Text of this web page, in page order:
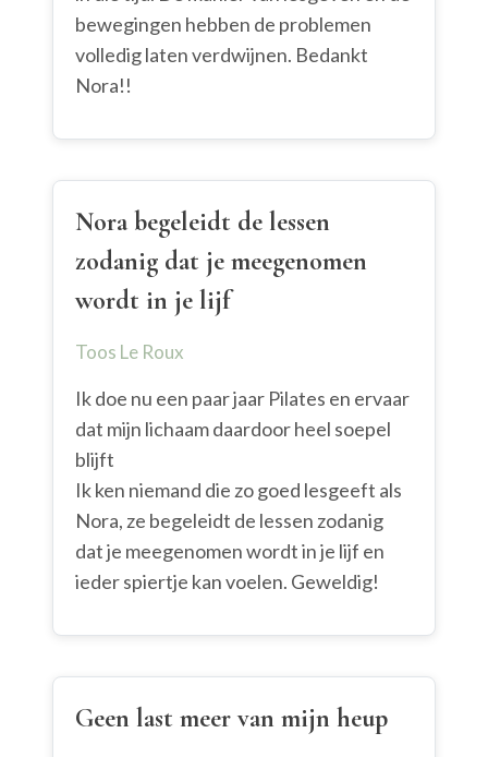
bewegingen hebben de problemen
volledig laten verdwijnen. Bedankt
Nora!!
Nora begeleidt de lessen
zodanig dat je meegenomen
wordt in je lijf
Toos Le Roux
Ik doe nu een paar jaar Pilates en ervaar
dat mijn lichaam daardoor heel soepel
blijft
Ik ken niemand die zo goed lesgeeft als
Nora, ze begeleidt de lessen zodanig
dat je meegenomen wordt in je lijf en
ieder spiertje kan voelen. Geweldig!
Geen last meer van mijn heup